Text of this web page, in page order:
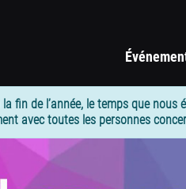
fin de l’année, le temps que
avec toutes les personnes